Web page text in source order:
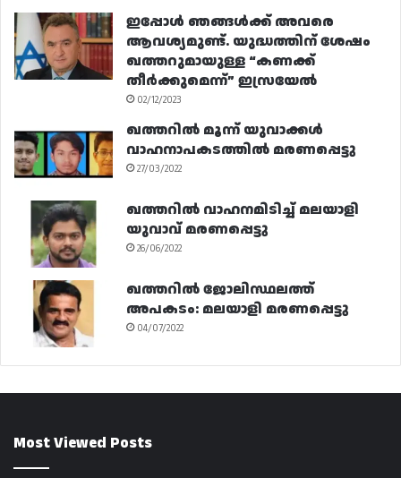
ഇപ്പോൾ ഞങ്ങൾക്ക് അവരെ
ആവശ്യമുണ്ട്. യുദ്ധത്തിന് ശേഷം
ഖത്തറുമായുള്ള “കണക്ക്
തീർക്കുമെന്ന്” ഇസ്രയേൽ
02/12/2023
ഖത്തറിൽ മൂന്ന് യുവാക്കൾ
വാഹനാപകടത്തിൽ മരണപ്പെട്ടു
27/03/2022
ഖത്തറിൽ വാഹനമിടിച്ച് മലയാളി
യുവാവ് മരണപ്പെട്ടു
26/06/2022
ഖത്തറിൽ ജോലിസ്ഥലത്ത്
അപകടം: മലയാളി മരണപ്പെട്ടു
04/07/2022
Most Viewed Posts